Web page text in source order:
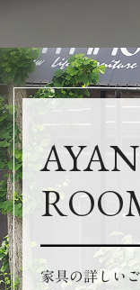
家具の詳しい